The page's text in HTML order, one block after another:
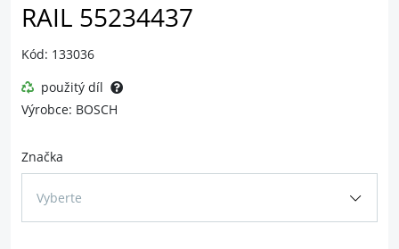
RAIL 55234437
Kód: 133036
použitý díl
Výrobce: BOSCH
Značka
Vyberte